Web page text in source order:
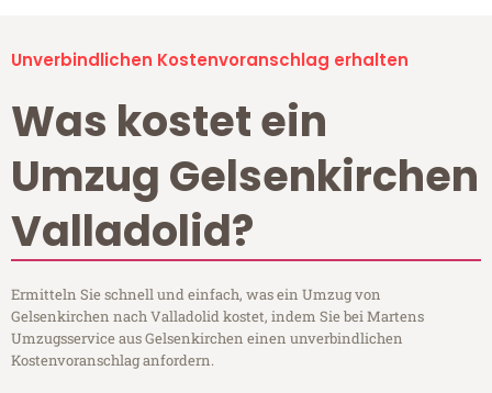
Unverbindlichen Kostenvoranschlag erhalten
Was kostet ein
Umzug Gelsenkirchen
Valladolid?
Ermitteln Sie schnell und einfach, was ein Umzug von
Gelsenkirchen nach Valladolid kostet, indem Sie bei Martens
Umzugsservice aus Gelsenkirchen einen unverbindlichen
Kostenvoranschlag anfordern.